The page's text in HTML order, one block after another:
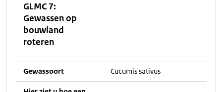
GLMC 7:
Gewassen op
bouwland
roteren
Gewassoort Cucumis sativus